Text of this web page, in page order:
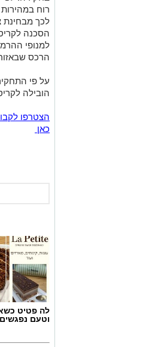
לכך מבחינת
הסכנה
למנופי
הרכס
על פי
הובילה
כאן
לה פטיט
וטעם נפגשים